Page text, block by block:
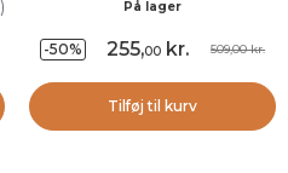
) På lager
-50% 255,00 kr. 509,00 kr.
Tilføj til kurv